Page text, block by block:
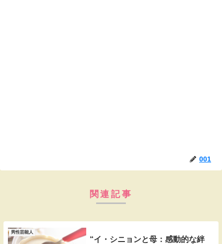
001
関連記事
男性芸能人
“イ・シニョンと母：感動的な絆